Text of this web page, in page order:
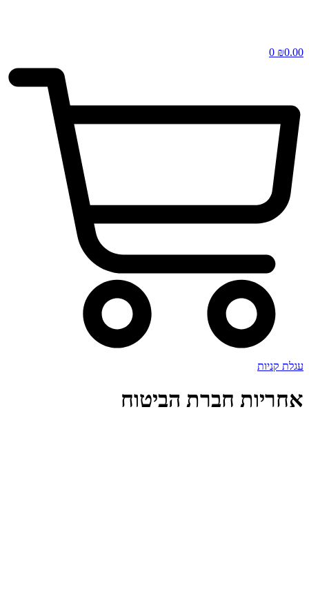
₪0.00
0
עגלת קניות
אחריות חברת הביטוח